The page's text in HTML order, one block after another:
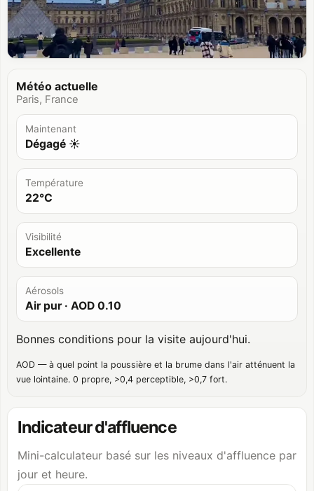
Météo actuelle
Paris, France
Maintenant
Dégagé ☀️
Température
22°C
Visibilité
Excellente
Aérosols
Air pur· AOD 0.10
Bonnes conditions pour la visite aujourd'hui.
AOD — à quel point la poussière et la brume dans l'air atténuent la
vue lointaine. 0 propre, >0,4 perceptible, >0,7 fort.
Indicateur d'affluence
Mini-calculateur basé sur les niveaux d'affluence par
jour et heure.